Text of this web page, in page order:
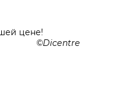
цене!
Dicentre